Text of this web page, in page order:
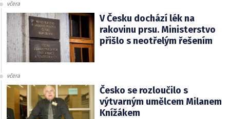
včera
V Česku dochází lék na
rakovinu prsu. Ministerstvo
přišlo s neotřelým řešením
včera
Česko se rozloučilo s
výtvarným umělcem Milanem
Knížákem